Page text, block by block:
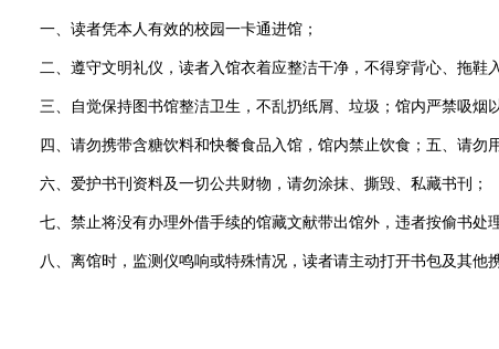
一、读者凭本人有效的校园一卡通进馆；
二、遵守文明礼仪，读者入馆衣着应整洁干净，不得穿背心、拖鞋
三、自觉保持图书馆整洁卫生，不乱扔纸屑、垃圾；馆内严禁吸烟以
四、请勿携带含糖饮料和快餐食品入馆，馆内禁止饮食；五、请勿
六、爱护书刊资料及一切公共财物，请勿涂抹、撕毁、私藏书刊；
七、禁止将没有办理外借手续的馆藏文献带出馆外，违者按偷书处
八、离馆时，监测仪鸣响或特殊情况，读者请主动打开书包及其他携